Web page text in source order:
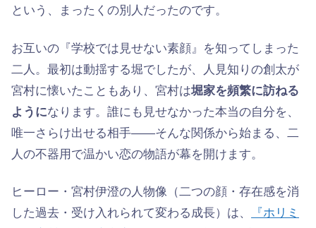
という、まったくの別人だったのです。
お互いの『学校では見せない素顔』を知ってしまった
二人。最初は動揺する堀でしたが、人見知りの創太が
宮村に懐いたこともあり、宮村は堀家を頻繁に訪ねる
ようになります。誰にも見せなかった本当の自分を、
唯一さらけ出せる相手——そんな関係から始まる、二
人の不器用で温かい恋の物語が幕を開けます。
ヒーロー・宮村伊澄の人物像（二つの顔・存在感を消
した過去・受け入れられて変わる成長）は、
『ホリミ